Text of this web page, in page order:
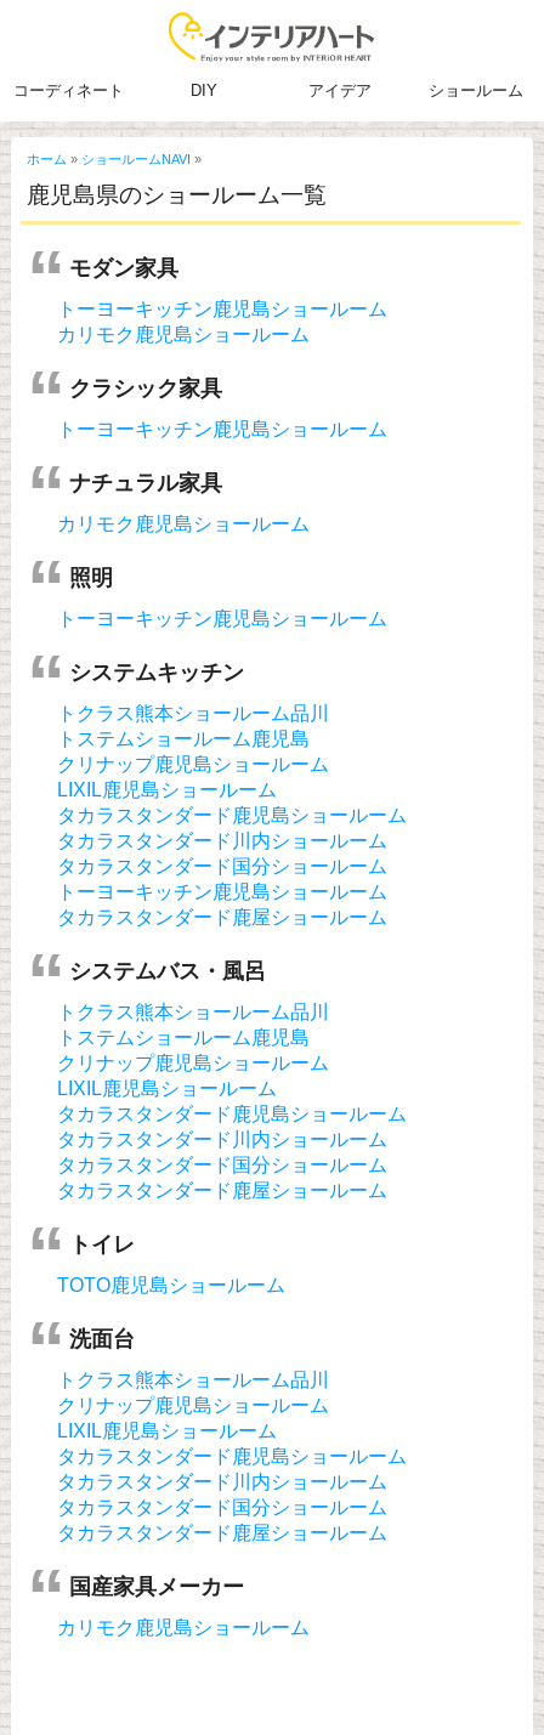
コーディネート DIY アイデア ショールーム
ホーム » ショールームNAVI »
鹿児島県のショールーム一覧
モダン家具
トーヨーキッチン鹿児島ショールーム
カリモク鹿児島ショールーム
クラシック家具
トーヨーキッチン鹿児島ショールーム
ナチュラル家具
カリモク鹿児島ショールーム
照明
トーヨーキッチン鹿児島ショールーム
システムキッチン
トクラス熊本ショールーム品川
トステムショールーム鹿児島
クリナップ鹿児島ショールーム
LIXIL鹿児島ショールーム
タカラスタンダード鹿児島ショールーム
タカラスタンダード川内ショールーム
タカラスタンダード国分ショールーム
トーヨーキッチン鹿児島ショールーム
タカラスタンダード鹿屋ショールーム
システムバス・風呂
トクラス熊本ショールーム品川
トステムショールーム鹿児島
クリナップ鹿児島ショールーム
LIXIL鹿児島ショールーム
タカラスタンダード鹿児島ショールーム
タカラスタンダード川内ショールーム
タカラスタンダード国分ショールーム
タカラスタンダード鹿屋ショールーム
トイレ
TOTO鹿児島ショールーム
洗面台
トクラス熊本ショールーム品川
クリナップ鹿児島ショールーム
LIXIL鹿児島ショールーム
タカラスタンダード鹿児島ショールーム
タカラスタンダード川内ショールーム
タカラスタンダード国分ショールーム
タカラスタンダード鹿屋ショールーム
国産家具メーカー
カリモク鹿児島ショールーム